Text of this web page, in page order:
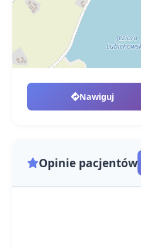
Nawiguj
Opinie pacjentów